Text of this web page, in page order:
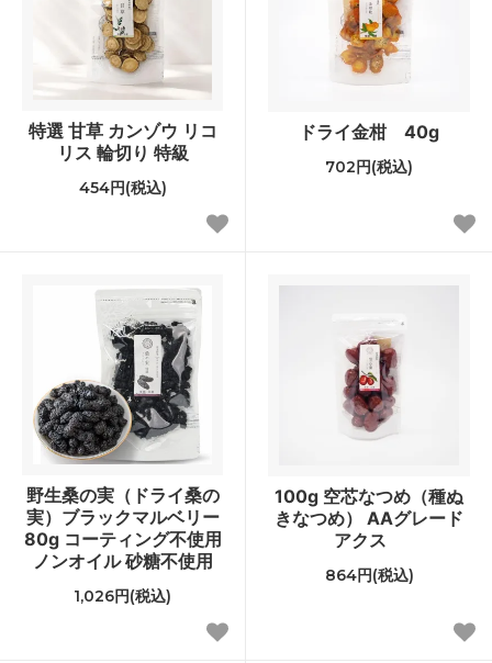
特選 甘草 カンゾウ リコ
リス 輪切り 特級
454円(税込)
ドライ金柑 40g
702円(税込)
野生桑の実（ドライ桑の
実）ブラックマルベリー
80g コーティング不使用
ノンオイル 砂糖不使用
1,026円(税込)
100g 空芯なつめ（種ぬ
きなつめ） AAグレード
アクス
864円(税込)